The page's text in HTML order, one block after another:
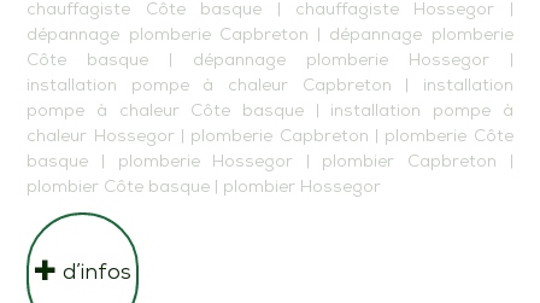
chauffagiste Côte basque
chauffagiste Hossegor
dépannage plomberie Capbreton
dépannage plomberie
Côte basque
dépannage plomberie Hossegor|
installation pompe à chaleur Capbreton
installation
pompe à chaleur Côte basque
installation pompe à
chaleur Hossegor| plomberie Capbreton
plomberie Côte
basque
plomberie Hossegor plombier Capbreton
plombier Côte basque
plombier Hossegor
d’infos